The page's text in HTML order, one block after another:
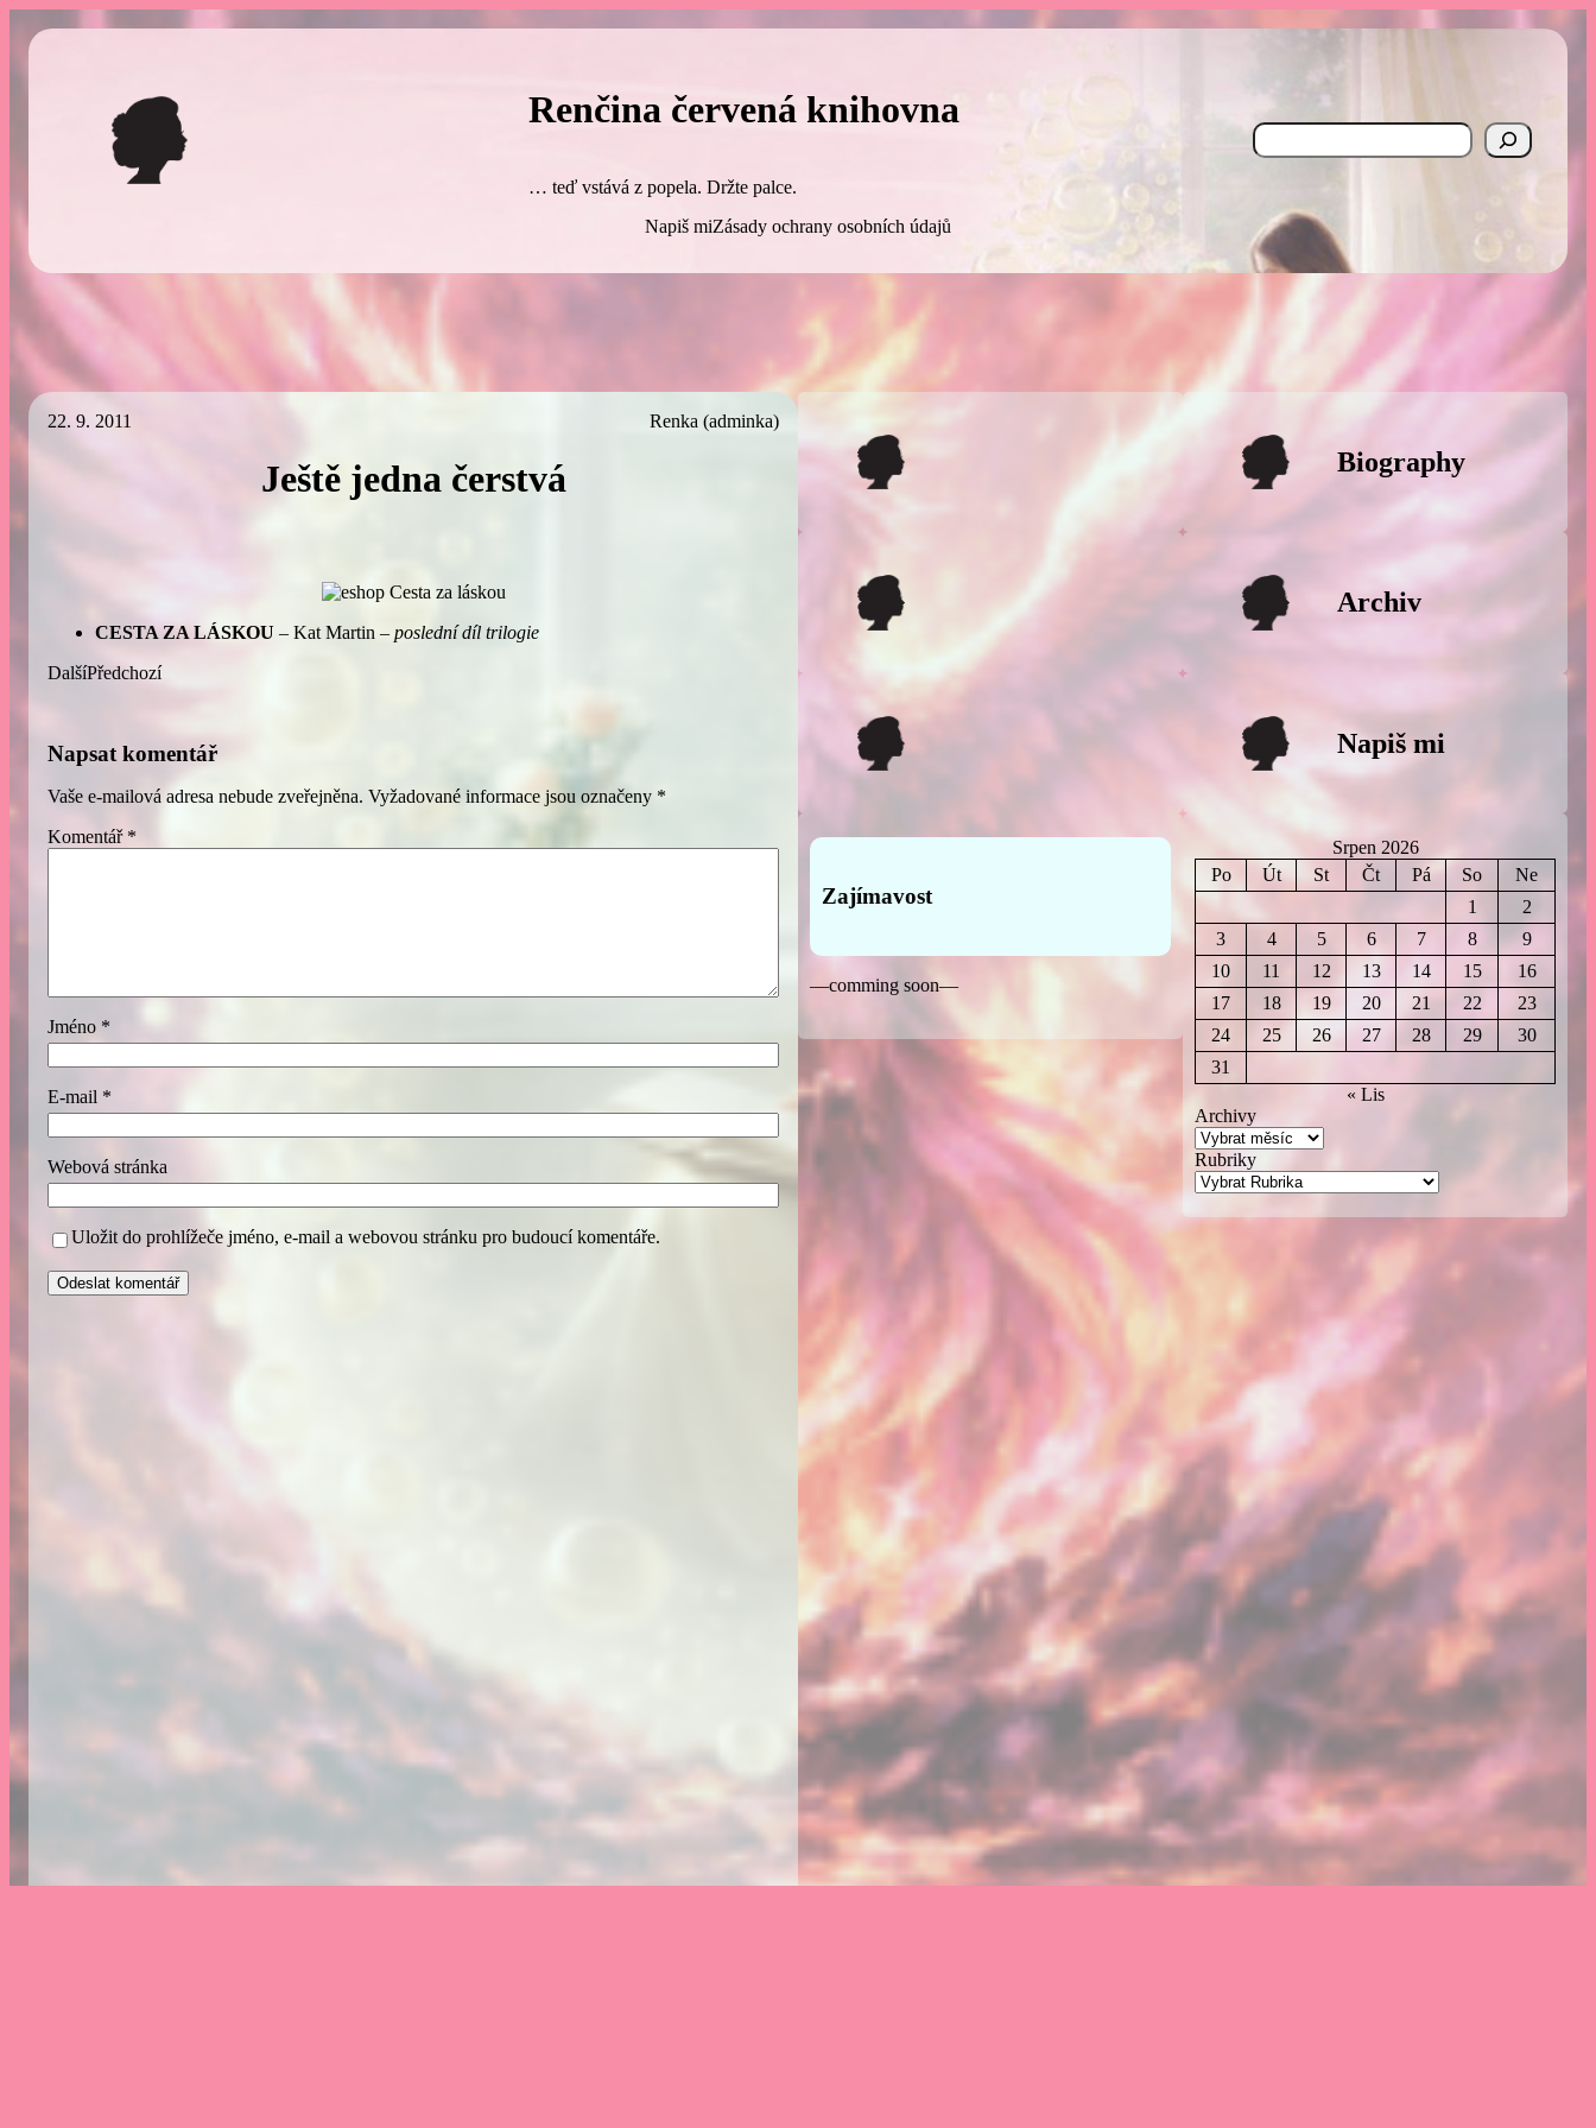
Renčina červená knihovna
… teď vstává z popela. Držte palce.
Search
Napiš miZásady ochrany osobních údajů
22. 9. 2011 Renka (adminka)
Ještě jedna čerstvá
CESTA ZA LÁSKOU – Kat Martin – poslední díl trilogie
DalšíPředchozí
Napsat komentář
Vaše e-mailová adresa nebude zveřejněna. Vyžadované informace jsou označeny *
Komentář *
Jméno *
E-mail *
Webová stránka
Uložit do prohlížeče jméno, e-mail a webovou stránku pro budoucí komentáře.
Zajímavost
—comming soon—
Biography
Archiv
Napiš mi
Srpen 2026
Po
Út St Čt Pá So
Ne
1
2
3
4 5 6 7 8
9
10
11 12 13 14 15
16
17
18 19 20 21 22
23
24
25 26 27 28 29
30
31
« Lis
Archivy
Rubriky